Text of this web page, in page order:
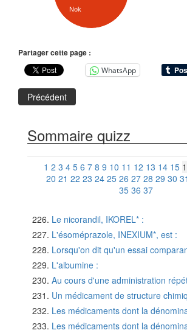
Nok
Partager cette page :
WhatsApp
Précédent
Sommaire quizz
1 2 3 4 5 6 7 8 9 10 11 12 13 14 15
20 21 22 23 24 25 26 27 28 29 30 31
35 36 37
Le nicorandil, IKOREL* :
L'ésoméprazole, INEXIUM*, est :
Lorsqu'on dit qu'un essai
L'albumine :
Au cours d'une administration
Un médicament de structure
Les médicaments dont la
Les médicaments dont la